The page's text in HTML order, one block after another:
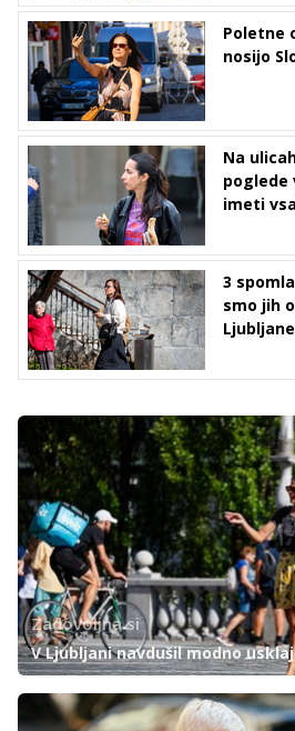
Poletne
nosijo
Na
poglede
imeti
3
smo jih
Ljubljane
Zadovoljna.si
V Ljubljani navdušil modno